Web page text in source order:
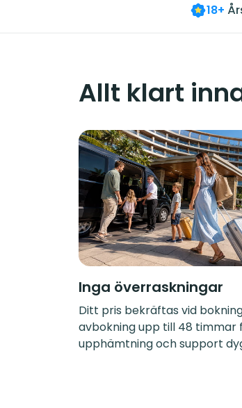
18+
Allt klart
Inga överraskningar
Ditt pris bekräftas vid
avbokning upp till 48 timmar
upphämtning och support